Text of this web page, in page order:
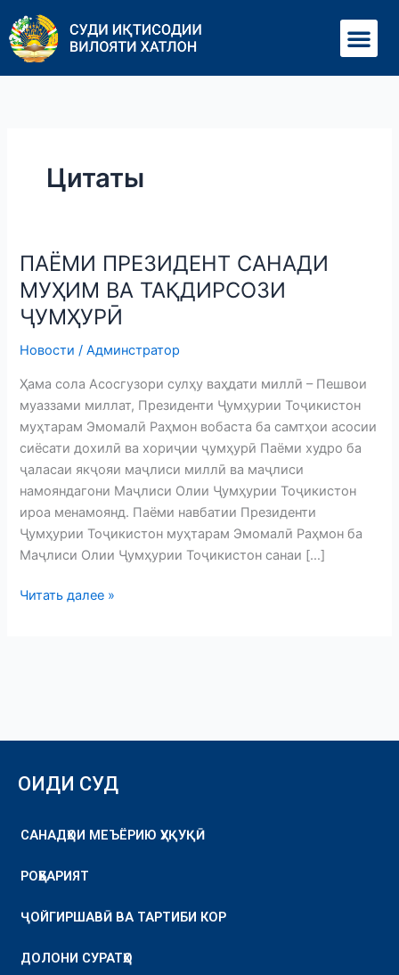
содержимому
Цитаты
ПАЁМИ ПРЕЗИДЕНТ САНАДИ
МУҲИМ ВА ТАҚДИРСОЗИ
ҶУМҲУРӢ
Новости /Админстратор
Ҳама сола Асосгузори сулҳу ваҳдати миллӣ – Пешвои
муаззами миллат, Президенти Ҷумҳурии Тоҷикистон
муҳтарам Эмомалӣ Раҳмон вобаста ба самтҳои асосии
сиёсати дохилӣ ва хориҷии ҷумҳурӣ Паёми худро ба
ҷаласаи якҷояи маҷлиси миллӣ ва маҷлиси
намояндагони Маҷлиси Олии Ҷумҳурии Тоҷикистон
ироа менамоянд. Паёми навбатии Президенти
Ҷумҳурии Тоҷикистон муҳтарам Эмомалӣ Раҳмон ба
Маҷлиси Олии Ҷумҳурии Тоҷикистон санаи […]
ПАЁМИ
ПРЕЗИДЕНТ
САНАДИ
МУҲИМ
ВА
ҶУМҲУРӢ
Читать далее »
ОИДИ СУД
САНАДҲОИ МЕЪЁРИЮ ҲУҚУҚӢ
РОҲБАРИЯТ
ҶОЙГИРШАВӢ ВА ТАРТИБИ КОР
ДОЛОНИ СУРАТҲО